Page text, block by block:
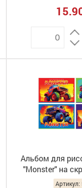
Альбом для
"Monster" на
10947
Артикул: